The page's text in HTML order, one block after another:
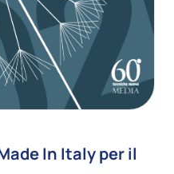
In Italy per il